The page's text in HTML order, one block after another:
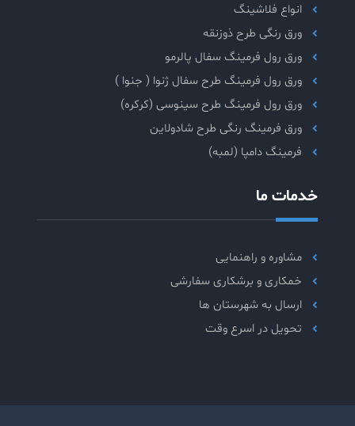
انواع فلاشینگ
ورق رنگی طرح ذوزنقه
ورق رول فرمینگ سفال پالرمو
ورق رول فرمینگ طرح سفال ژنوا ( جنوا )
ورق رول فرمینگ طرح سینوسی (کرکره)
ورق فرمینگ رنگی طرح شادولاین
فرمینگ دامپا (لمبه)
خدمات ما
مشاوره و راهنمایی
خمکاری و برشکاری سفارشی
ارسال به شهرستان ها
تحویل در اسرع وقت